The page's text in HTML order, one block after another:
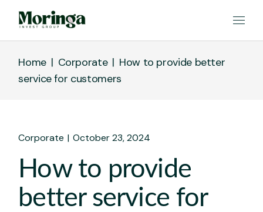
Home Corporate
How to provide better
service for customers
Corporate October 23, 2024
How to provide
better service for